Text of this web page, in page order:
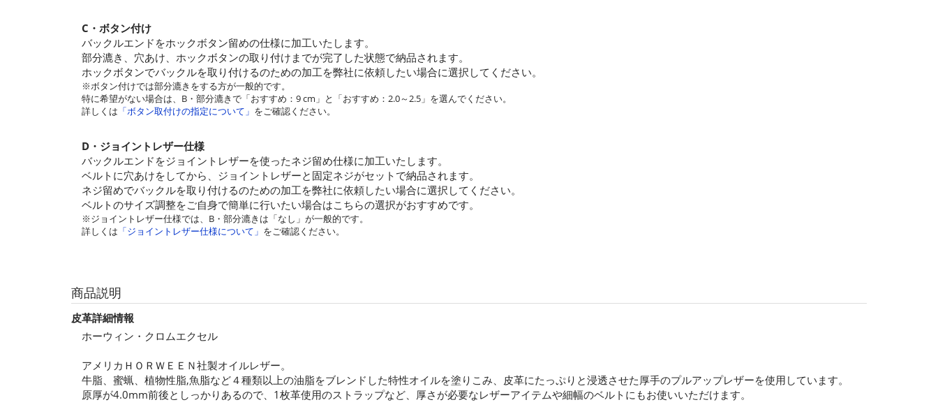
C・ボタン付け
バックルエンドをホックボタン留めの仕様に加工いたします。
部分漉き、穴あけ、ホックボタンの取り付けまでが完了した状態で納品されます。
ホックボタンでバックルを取り付けるのための加工を弊社に依頼したい場合に選択してください。
※ボタン付けでは部分漉きをする方が一般的です。
特に希望がない場合は、B・部分漉きで「おすすめ：9 cm」と「おすすめ：2.0～2.5」を選んでください。
詳しくは 「ボタン取付けの指定について」 をご確認ください。
D・ジョイントレザー仕様
バックルエンドをジョイントレザーを使ったネジ留め仕様に加工いたします。
ベルトに穴あけをしてから、ジョイントレザーと固定ネジがセットで納品されます。
ネジ留めでバックルを取り付けるのための加工を弊社に依頼したい場合に選択してください。
ベルトのサイズ調整をご自身で簡単に行いたい場合はこちらの選択がおすすめです。
※ジョイントレザー仕様では、B・部分漉きは「なし」が一般的です。
詳しくは 「ジョイントレザー仕様について」 をご確認ください。
商品説明
皮革詳細情報
ホーウィン・クロムエクセル
アメリカＨＯＲＷＥＥＮ社製オイルレザー。
牛脂、蜜蝋、植物性脂,魚脂など４種類以上の油脂をブレンドした特性オイルを塗りこみ、皮革にたっぷりと浸透させた厚手のプルアップレザーを使用しています。
原厚が4.0mm前後としっかりあるので、1枚革使用のストラップなど、厚さが必要なレザーアイテムや細幅のベルトにもお使いいただけます。